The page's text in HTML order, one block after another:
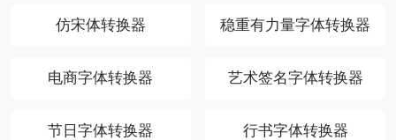
仿宋体转换器 稳重有力量字体转换器
电商字体转换器 艺术签名字体转换器
节日字体转换器 行书字体转换器